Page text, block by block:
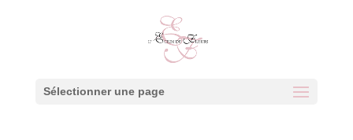
Sélectionner une page